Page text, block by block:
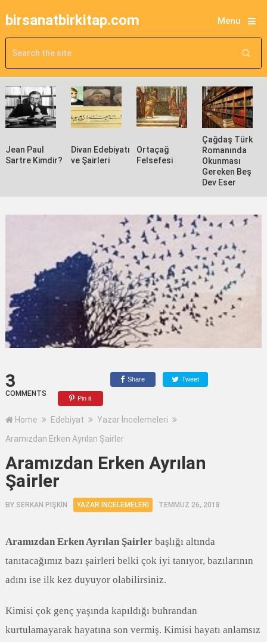
birsanatbirkitap.com Menu
Jean Paul
Sartre Kimdir?
Divan Edebiyatı
ve Şairleri
Ortaçağ
Felsefesi
Çağdaş Türk
Romanında
Okunması
Gereken Beş
Dev Eser
3
COMMENTS
Share Tweet
Pin it
Home Edebiyat
Yazar İncelemeleri
Aramızdan Erken Ayrılan Şairler
Aramızdan Erken Ayrılan
Şairler
BY SERKAN PİŞKİN YAZAR İNCELEMELERI TEMMUZ 26, 2018
Aramızdan Erken Ayrılan Şairlerbaşlığı altında
tanıtacağımız bazı şairleri belki çok iyi tanıyor, bazılarının
adını ise ilk kez duyuyor olabilirsiniz.
Kimisi çok genç yaşında kapıldığı buhrandan
kurtulamayarak hayatına son vermiş. Kimisi hayatı anlamsız